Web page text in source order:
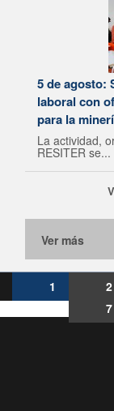
5 de agosto:
laboral con
para la
La actividad,
RESITER se...
Ver más
1 2
7